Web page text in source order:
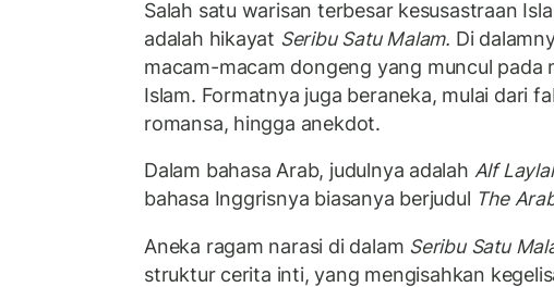
Salah satu warisan terbesar kesusastraan
adalah hikayat Seribu Satu Malam. Di
macam-macam dongeng yang muncul pada
Islam. Formatnya juga beraneka, mulai dari
romansa, hingga anekdot.
Dalam bahasa Arab, judulnya adalah Alf
bahasa Inggrisnya biasanya berjudul The
Aneka ragam narasi di dalam Seribu Satu
struktur cerita inti, yang mengisahkan